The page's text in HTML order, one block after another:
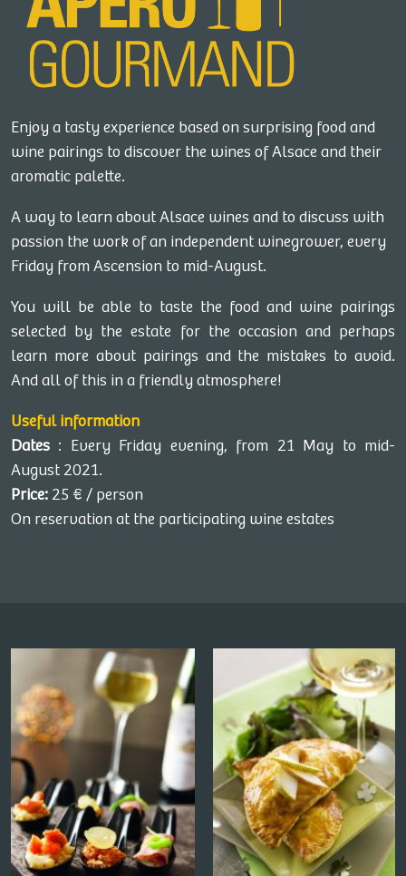
More info and dates
FILS
1, Faubourg Des Pierres, 68240 SIGOLSHEIM
Au programme : Petite balade apéritive, visite
de cave et dégustation de 5 accords mets et
vins. Le tout commenté et animé par le
vigneron.
Contact the winegrower and book a date
More info and dates
SCHUELLER MAURICE
17, Rue Basse, 68420 GUEBERSCHWIHR
More info and dates
Enjoy a tasty experience based on surprising food and
wine pairings to discover the wines of Alsace and their
aromatic palette.
A way to learn about Alsace wines and to discuss with
passion the work of an independent winegrower, every
Friday from Ascension to mid-August.
You will be able to taste the food and wine pairings
selected by the estate for the occasion and perhaps
learn more about pairings and the mistakes to avoid.
And all of this in a friendly atmosphere!
Useful information
Dates : Every Friday evening, from 21 May to mid-
August 2021.
Price: 25 € / person
On reservation at the participating wine estates